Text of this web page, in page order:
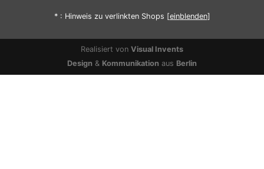
* : Hinweis zu verlinkten Shops [einblenden]
Realisiert von Visual Invents
Design & Kommunikation aus Berlin